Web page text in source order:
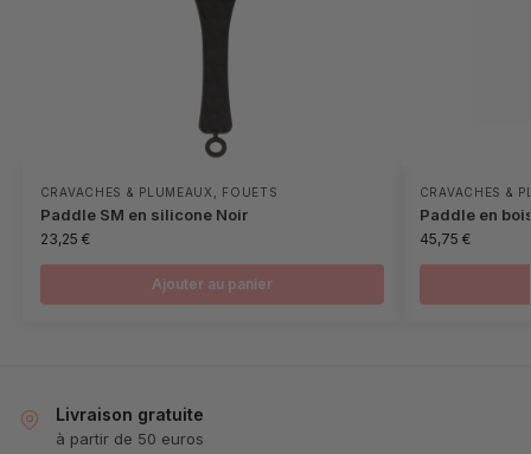
CRAVACHES & PLUMEAUX FOUETS
Paddle SM en silicone Noir
23,25 €
Ajouter au panier
CRAVACHES &
Paddle en
45,75 €
Livraison gratuite
à partir de 50 euros